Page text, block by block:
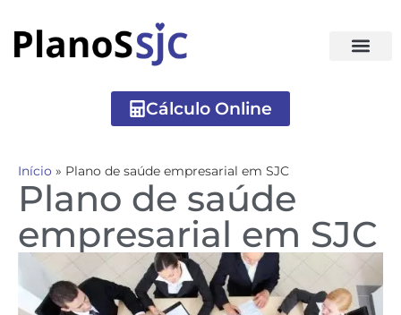
Cálculo Online
Início » Plano de saúde empresarial em SJC
Plano de saúde
empresarial em SJC